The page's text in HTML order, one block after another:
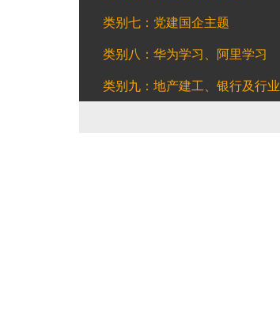
类别七：党建国企主题
类别八：华为学习、阿里学习
类别九：地产建工、银行及行业